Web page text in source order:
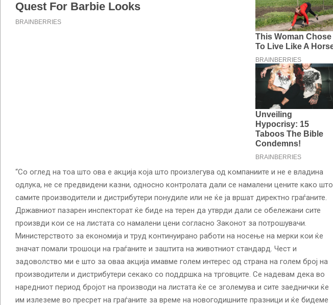
“Со оглед на тоа што ова е акција која што произлегува од компаниите и не е владина
одлука, не се предвидени казни, односно контролата дали се намалени цените како што
самите производители и дистрибутери понудиле или не ќе ја вршат директно граѓаните.
Државниот пазарен инспекторат ќе биде на терен да утврди дали се обележани сите
произвди кои се на листата со намалени цени согласно Законот за потрошувачи.
Министерството за економија и труд континуирано работи на носење на мерки кои ќе
значат помали трошоци на граѓаните и заштита на животниот стандард. Чест и
задоволство ми е што за оваа акција имавме голем интерес од страна на голем број на
производители и дистрибутери секако со поддршка на трговците. Се надевам дека во
наредниот период бројот на производи на листата ќе се зголемува и сите заеднички ќе
им излеземе во пресрет на граѓаните за време на новогодишните празници и ќе бидеме